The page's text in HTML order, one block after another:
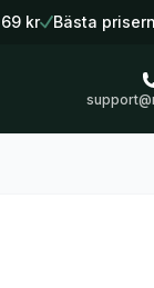
kr Bästa